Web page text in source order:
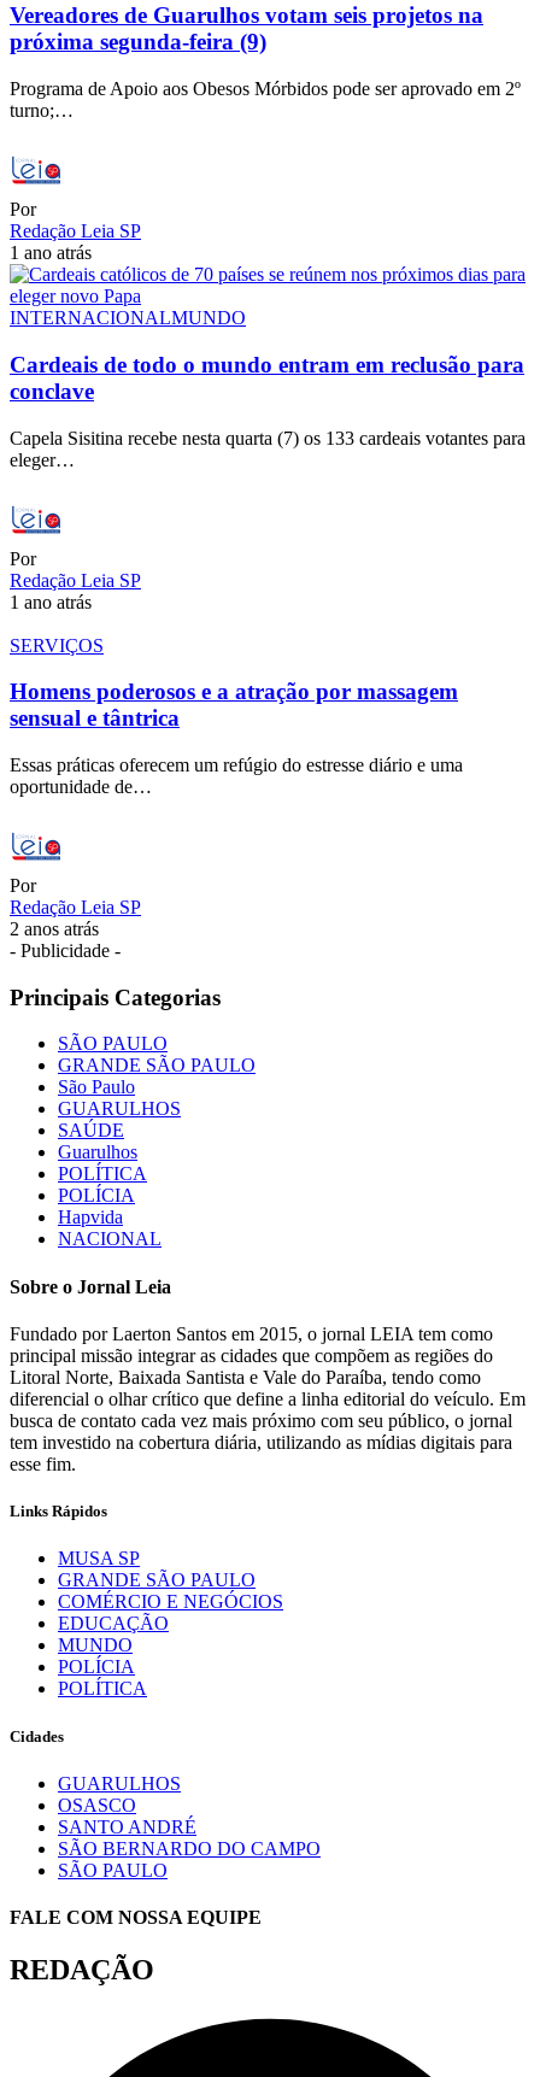
Vereadores de Guarulhos votam seis projetos na
próxima segunda-feira (9)
Programa de Apoio aos Obesos Mórbidos pode ser aprovado em 2º
turno;…
Por
Redação Leia SP
1 ano atrás
INTERNACIONALMUNDO
Cardeais de todo o mundo entram em reclusão para
conclave
Capela Sisitina recebe nesta quarta (7) os 133 cardeais votantes para
eleger…
Por
Redação Leia SP
1 ano atrás
SERVIÇOS
Homens poderosos e a atração por massagem
sensual e tântrica
Essas práticas oferecem um refúgio do estresse diário e uma
oportunidade de…
Por
Redação Leia SP
2 anos atrás
- Publicidade -
Principais Categorias
SÃO PAULO
GRANDE SÃO PAULO
São Paulo
GUARULHOS
SAÚDE
Guarulhos
POLÍTICA
POLÍCIA
Hapvida
NACIONAL
Sobre o Jornal Leia
Fundado por Laerton Santos em 2015, o jornal LEIA tem como
principal missão integrar as cidades que compõem as regiões do
Litoral Norte, Baixada Santista e Vale do Paraíba, tendo como
diferencial o olhar crítico que define a linha editorial do veículo. Em
busca de contato cada vez mais próximo com seu público, o jornal
tem investido na cobertura diária, utilizando as mídias digitais para
esse fim.
Links Rápidos
MUSA SP
GRANDE SÃO PAULO
COMÉRCIO E NEGÓCIOS
EDUCAÇÃO
MUNDO
POLÍCIA
POLÍTICA
Cidades
GUARULHOS
OSASCO
SANTO ANDRÉ
SÃO BERNARDO DO CAMPO
SÃO PAULO
FALE COM NOSSA EQUIPE
REDAÇÃO